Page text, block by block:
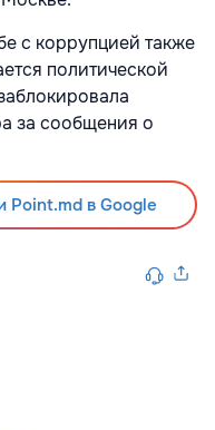
с коррупцией также
политической
за сообщения о
Point.md в Google